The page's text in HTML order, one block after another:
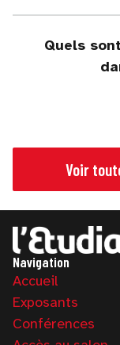
Quels
Voir
Navigation
Accueil
Exposants
Conférences